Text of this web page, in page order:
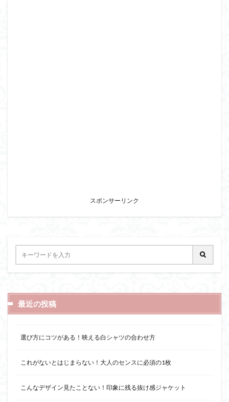
スポンサーリンク
最近の投稿
選び方にコツがある！映える白シャツの合わせ方
これがないとはじまらない！大人のセンスに必須の1枚
こんなデザイン見たことない！印象に残る抜け感ジャケット